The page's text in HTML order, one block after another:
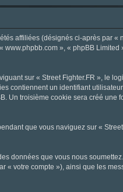
affiliées (désignés ci-après par
», « phpBB
sur « Street Fighter.FR », le
contiennent un identifiant
Un troisième cookie sera créé
que vous naviguez sur «
données que vous nous
« votre compte »), ainsi que les